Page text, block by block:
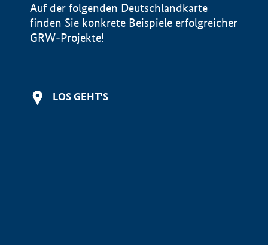
Auf der folgenden Deutschlandkarte
finden Sie konkrete Beispiele erfolgreicher
GRW-Projekte!
LOS GEHT'S